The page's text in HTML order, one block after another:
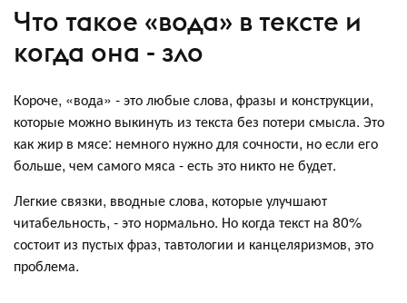
Что такое «вода» в тексте и
когда она - зло
Короче, «вода» - это любые слова, фразы и конструкции,
которые можно выкинуть из текста без потери смысла. Это
как жир в мясе: немного нужно для сочности, но если его
больше, чем самого мяса - есть это никто не будет.
Легкие связки, вводные слова, которые улучшают
читабельность, - это нормально. Но когда текст на 80%
состоит из пустых фраз, тавтологии и канцеляризмов, это
проблема.